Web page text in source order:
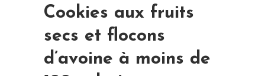
Cookies aux fruits
secs et flocons
d’avoine à moins de